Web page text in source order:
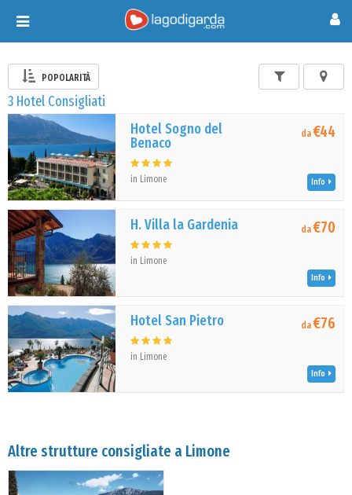
Toggle
navigation
POPOLARITÀ
3 Hotel Consigliati
Hotel Sogno del
Benaco
in Limone
da€44
Info
H. Villa la Gardenia
in Limone
da€70
Info
Hotel San Pietro
in Limone
da€76
Info
Altre strutture consigliate a Limone